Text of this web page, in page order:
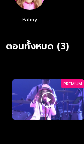
Palmy
ตอนทั้งหมด (3)
PREMIUM